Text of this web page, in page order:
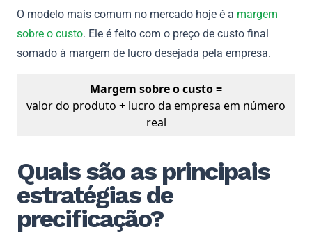
O modelo mais comum no mercado hoje é a margem
sobre o custo. Ele é feito com o preço de custo final
somado à margem de lucro desejada pela empresa.
Margem sobre o custo =
valor do produto + lucro da empresa em número
real
Quais são as principais
estratégias de
precificação?